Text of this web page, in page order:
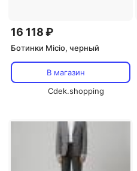
16 118 ₽
Ботинки Micio, черный
В магазин
Cdek.shopping